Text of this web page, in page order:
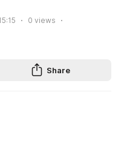
0 views
Share